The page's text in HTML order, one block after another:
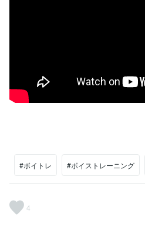
#ボイトレ #ボイストレーニング
4